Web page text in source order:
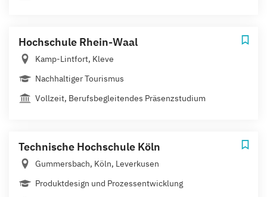
Hochschule Rhein-Waal
Kamp-Lintfort, Kleve
Nachhaltiger Tourismus
Vollzeit, Berufsbegleitendes Präsenzstudium
Technische Hochschule Köln
Gummersbach, Köln, Leverkusen
Produktdesign und Prozessentwicklung